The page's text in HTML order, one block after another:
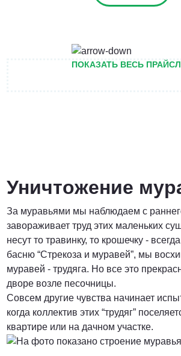
Договорная
ПОЗВОНИТЬ
от 1500 Руб.
ПОЗВОНИТЬ
ПОКАЗАТЬ ВЕСЬ
Уничтожение
За муравьями мы наблюдаем с
завораживает труд этих маленьких
несут то травинку, то крошечку -
басню “Стрекоза и муравей”, мы
муравей - трудяга. Но все это
дворе возле песочницы.
Совсем другие чувства начинает
когда коллектив этих “трудяг”
квартире или на дачном участке.